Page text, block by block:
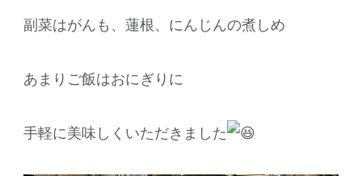
副菜はがんも、蓮根、にんじんの煮しめ
あまりご飯はおにぎりに
手軽に美味しくいただきました